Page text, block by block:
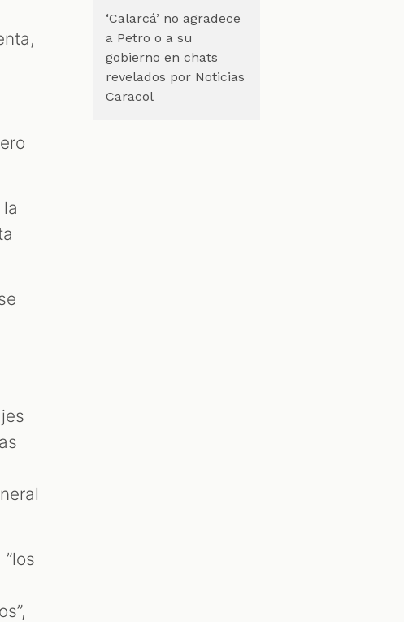
”los
‘Calarcá’ no agradece
a Petro o a su
gobierno en chats
revelados por Noticias
Caracol